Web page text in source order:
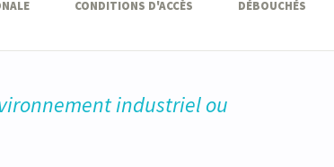
CONDITIONS D'ACCÈS DÉBOUCHÉS
industriel ou